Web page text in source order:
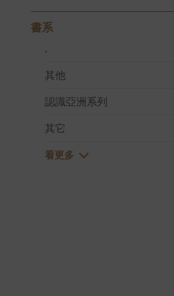
書系
.
其他
認識亞洲系列
其它